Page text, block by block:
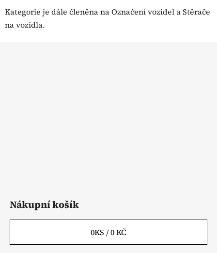
s
u
Kategorie je dále členěna na Označení vozidel a Stěrače
na vozidla.
Nákupní košík
0KS /0 KČ